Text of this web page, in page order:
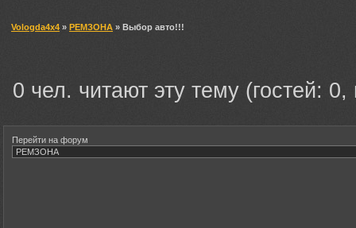
Vologda4x4 » РЕМЗОНА » Выбор авто!!!
0 чел. читают эту тему (гостей:
Перейти на форум